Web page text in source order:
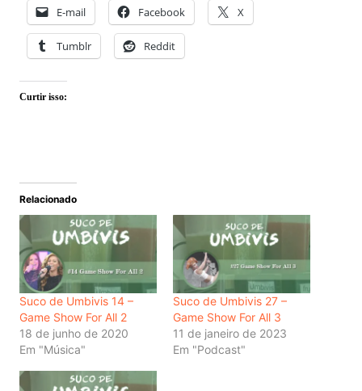
E-mail Facebook X
Tumblr Reddit
Curtir isso:
Relacionado
Suco de Umbivis 14 –
Game Show For All 2
18 de junho de 2020
Em "Música"
Suco de Umbivis 27 –
Game Show For All 3
11 de janeiro de 2023
Em "Podcast"